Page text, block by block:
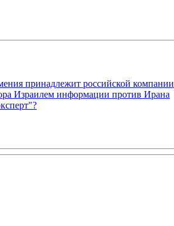
принадлежит российской компании
Израилем информации против Ирана